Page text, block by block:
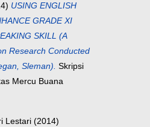
USING ENGLISH
GRADE XI
SKILL (A
Research Conducted
Sleman). Skripsi
Mercu Buana
Lestari (2014)